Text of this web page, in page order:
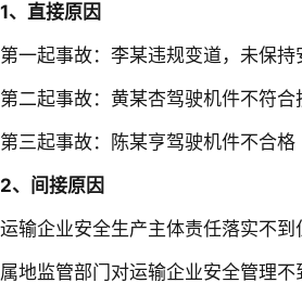
1、直接原因
第一起事故：李某违规变道，未保持
第二起事故：黄某杏驾驶机件不符
第三起事故：陈某亨驾驶机件不合
2、间接原因
运输企业安全生产主体责任落实不到
属地监管部门对运输企业安全管理不